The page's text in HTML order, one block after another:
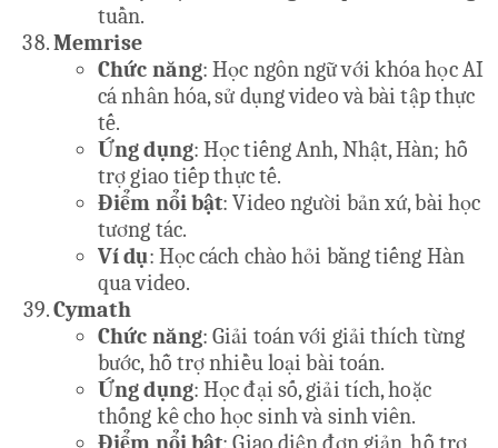
tuần.
Memrise
Chức năng: Học ngôn ngữ với khóa học AI
cá nhân hóa, sử dụng video và bài tập thực
tế.
Ứng dụng: Học tiếng Anh, Nhật, Hàn; hỗ
trợ giao tiếp thực tế.
Điểm nổi bật: Video người bản xứ, bài học
tương tác.
Ví dụ: Học cách chào hỏi bằng tiếng Hàn
qua video.
Cymath
Chức năng: Giải toán với giải thích từng
bước, hỗ trợ nhiều loại bài toán.
Ứng dụng: Học đại số, giải tích, hoặc
thống kê cho học sinh và sinh viên.